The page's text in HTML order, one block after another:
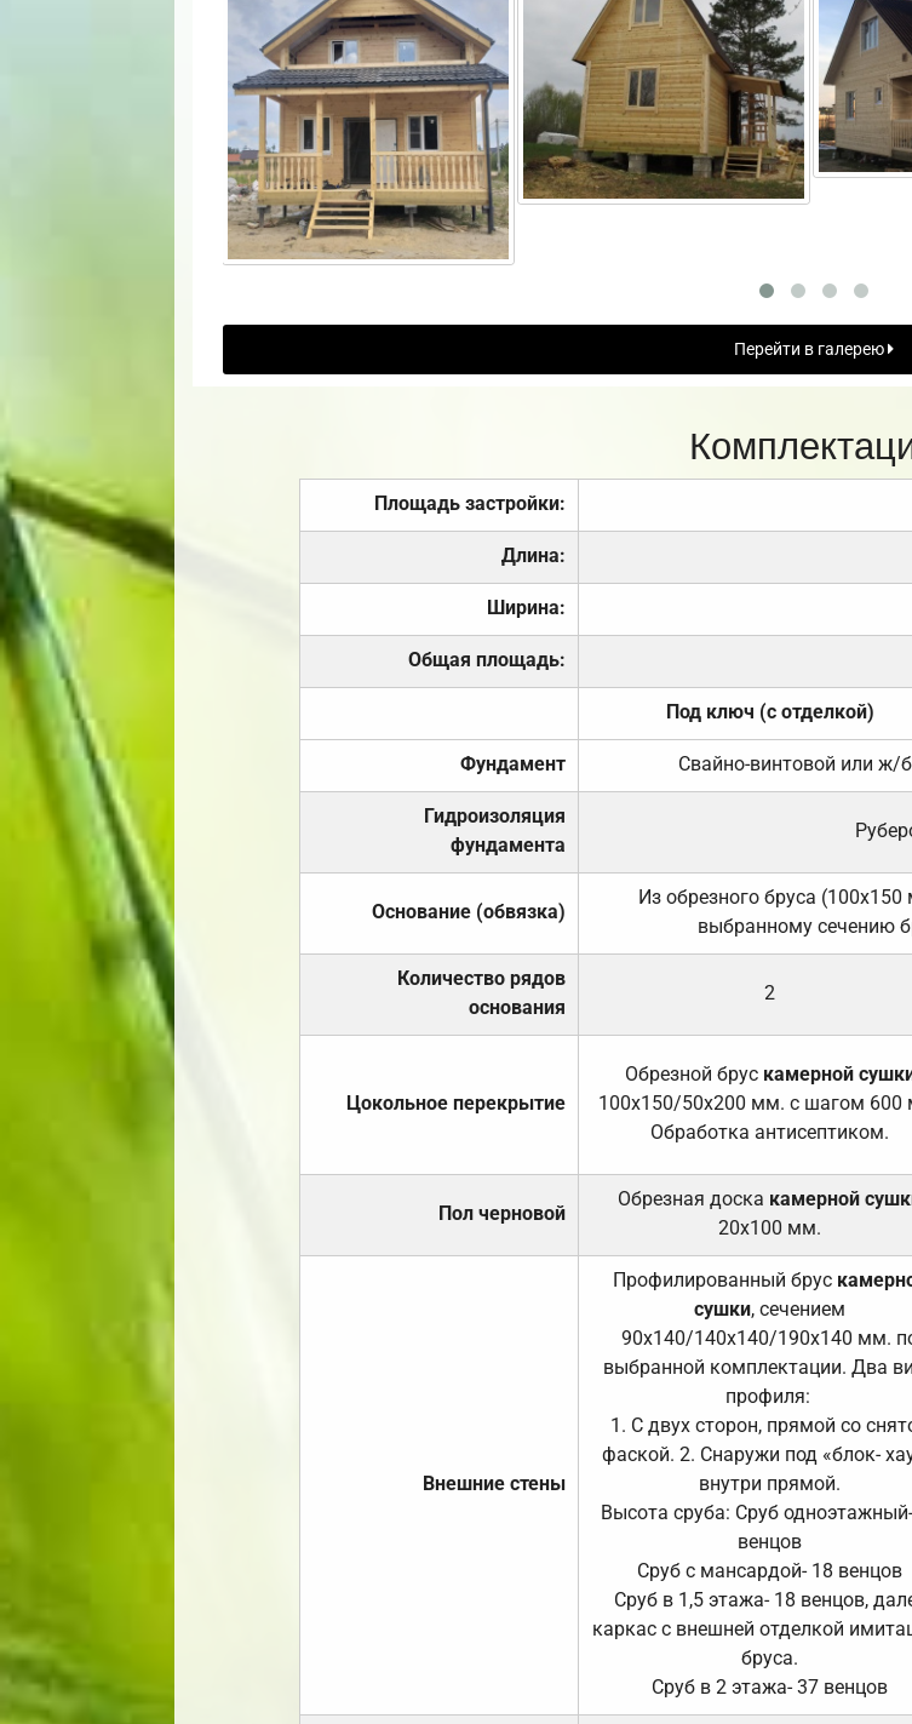
Перейти в галерею
Площадь застройки:
Длина:
Ширина:
Общая площадь:
Под ключ (с отделкой)
Фундамент Свайно-винтовой или ж/
Гидроизоляция
фундамента
Основание (обвязка)
Из обрезного бруса
выбранному сечению
Количество рядов
основания
2
Цокольное перекрытие
Обрезной брус камерной
100х150/50х200 мм. с шагом 600
Обработка антисептиком.
Пол черновой
Обрезная доска камерной
20х100 мм.
Внешние стены
Профилированный брус
сушки, сечением
90х140/140х140/190х140 мм.
выбранной комплектации. Два
профиля:
1. С двух сторон, прямой со
фаской. 2. Снаружи под «блок-
внутри прямой.
Высота сруба: Сруб
венцов
Сруб с мансардой- 18 венцов
Сруб в 1,5 этажа- 18 венцов,
каркас с внешней отделкой
бруса.
Сруб в 2 этажа- 37 венцов